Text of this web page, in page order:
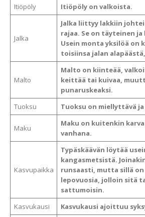
Itiöpöly
Itiöpöly on valkoista.
Jalka
Jalka liittyy lakkiin
rajaa. Se on täyteinen ja
Usein monta yksilöä on
toisiinsa jalan
Malto
Malto on kiinteää,
keittää tai kuivaa,
punaruskeaksi.
Tuoksu
Tuoksu on miellyttävä
Maku
Maku on kuitenkin
vanhana.
Kasvupaikka
Typäskäävän löytää
kangasmetsistä.
runsaasti, mutta sillä
lepovuosia, jolloin sitä
sattumoisin.
Kasvukausi
Kasvukausi ajoittuu